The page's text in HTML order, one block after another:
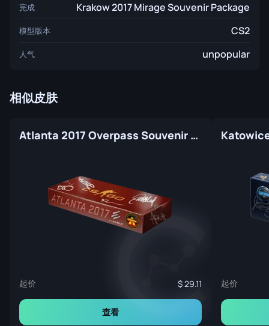
完成 Krakow 2017 Mirage Souvenir Package
模型版本 CS2
人气 unpopular
相似皮肤
Atlanta 2017 Overpass Souvenir Package
起价 29.11
查看
起价